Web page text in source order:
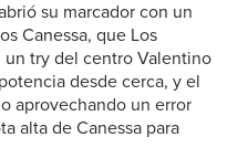
su marcador con un
Canessa, que Los
un try del centro Valentino
desde cerca, y el
aprovechando un error
alta de Canessa para